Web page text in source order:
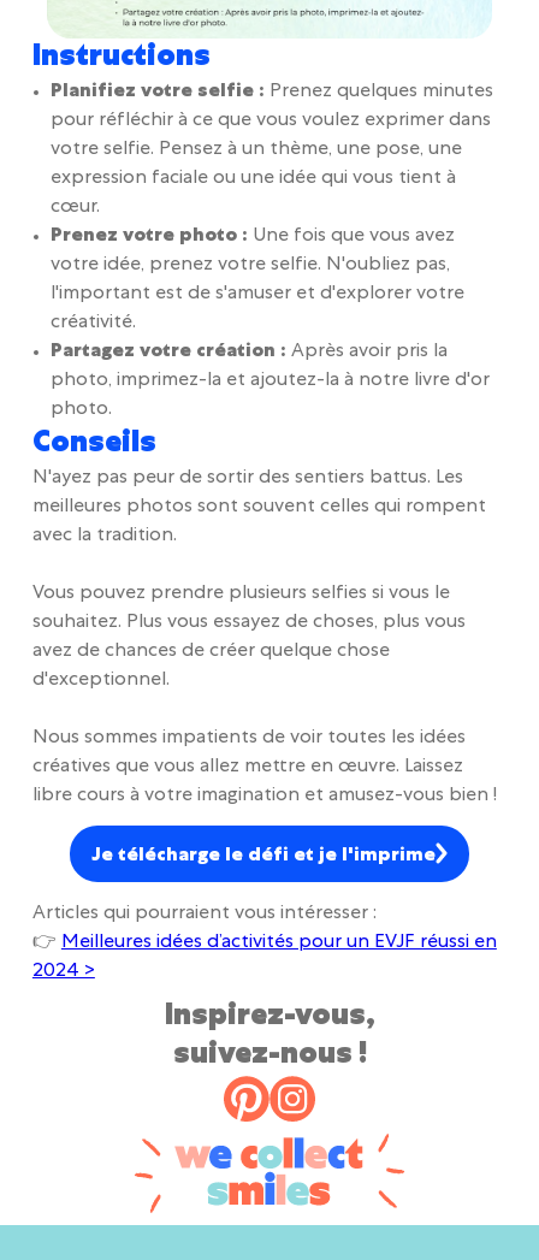
Instructions
Planifiez votre selfie : Prenez quelques minutes
pour réfléchir à ce que vous voulez exprimer dans
votre selfie. Pensez à un thème, une pose, une
expression faciale ou une idée qui vous tient à
cœur.
Prenez votre photo : Une fois que vous avez
votre idée, prenez votre selfie. N'oubliez pas,
l'important est de s'amuser et d'explorer votre
créativité.
Partagez votre création : Après avoir pris la
photo, imprimez-la et ajoutez-la à notre livre d'or
photo.
Conseils
N'ayez pas peur de sortir des sentiers battus. Les
meilleures photos sont souvent celles qui rompent
avec la tradition.
Vous pouvez prendre plusieurs selfies si vous le
souhaitez. Plus vous essayez de choses, plus vous
avez de chances de créer quelque chose
d'exceptionnel.
Nous sommes impatients de voir toutes les idées
créatives que vous allez mettre en œuvre. Laissez
libre cours à votre imagination et amusez-vous bien !
Je télécharge le défi et je l'imprime
Articles qui pourraient vous intéresser :
👉 Meilleures idées d’activités pour un EVJF réussi en
2024 >
Inspirez-vous,
suivez-nous !